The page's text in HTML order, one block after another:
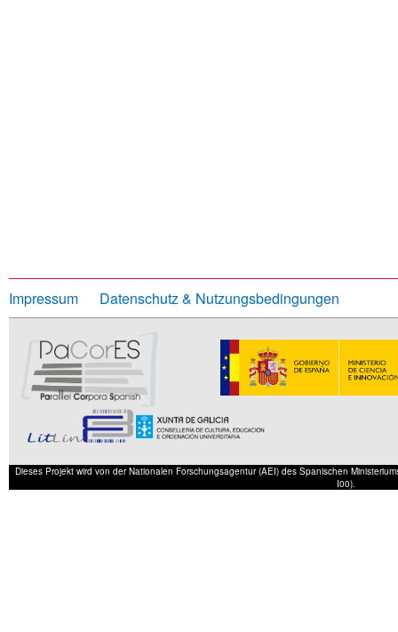
Impressum Datenschutz & Nutzungsbedingungen
Dieses Projekt wird von der Nationalen Forschungsagentur (AEI) des Spanischen
I00).